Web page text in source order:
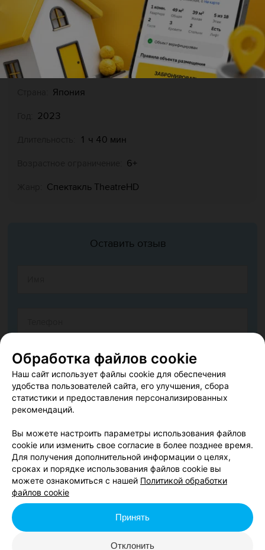
экзотики, невероятно красивый, изящный и по-
настоящему сказочный спектакль.
Оригинальное название: Entotsu Machi no Poupelle
Япония
2023
1 ч 40 мин
6+
Спектакль TheatreHD
Оставить отзыв
Согласен опубликовать отзыв. Подробнее обусловиях
обработки персональных данныхимеханизме реализации
прав
Добавить отзыв
Обработка файлов cookie
Наш сайт использует файлы cookie для обеспечения
удобства пользователей сайта, его улучшения, сбора
статистики и предоставления персонализированных
рекомендаций.
Вы можете настроить параметры использования файлов
cookie или изменить свое согласие в более позднее время.
Для получения дополнительной информации о целях,
сроках и порядке использования файлов cookie вы
можете ознакомиться с нашей Политикой обработки
файлов cookie
Отклонить
Принять